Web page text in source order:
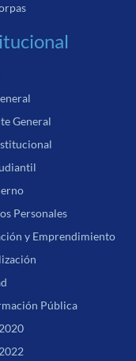
General
Personales
y Emprendimiento
Pública